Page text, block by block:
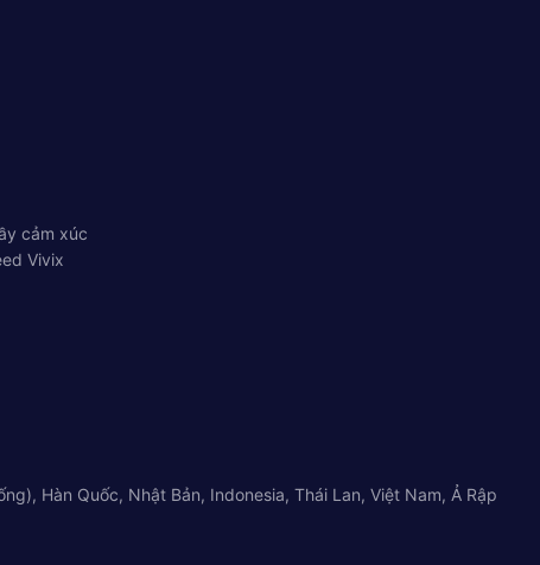
cảm xúc
Vivix
Hàn Quốc, Nhật Bản, Indonesia, Thái Lan, Việt Nam, Ả Rập